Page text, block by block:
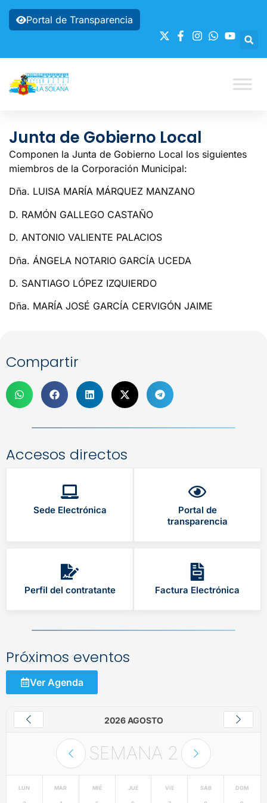
Portal de Transparencia
Junta de Gobierno Local
Componen la Junta de Gobierno Local los siguientes
miembros de la Corporación Municipal:
Dña. LUISA MARÍA MÁRQUEZ MANZANO
D. RAMÓN GALLEGO CASTAÑO
D. ANTONIO VALIENTE PALACIOS
Dña. ÁNGELA NOTARIO GARCÍA UCEDA
D. SANTIAGO LÓPEZ IZQUIERDO
Dña. MARÍA JOSÉ GARCÍA CERVIGÓN JAIME
Compartir
Accesos directos
Sede Electrónica
Portal de
transparencia
Perfil del contratante Factura Electrónica
Próximos eventos
Ver Agenda
2026 AGOSTO
SEMANA 2
LUN MAR MIÉ JUE VIE SÁB DOM